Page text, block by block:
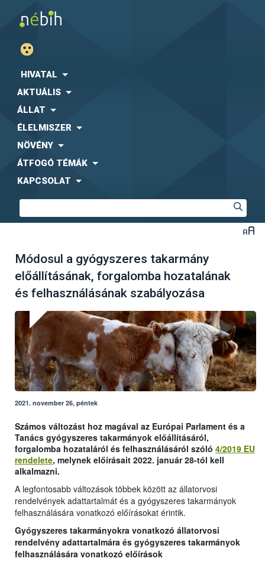
HIVATAL
AKTUÁLIS
ÁLLAT
ÉLELMISZER
NÖVÉNY
ÁTFOGÓ TÉMÁK
KAPCSOLAT
Módosul a gyógyszeres takarmány
előállításának, forgalomba hozatalának
és felhasználásának szabályozása
2021. november 26, péntek
Számos változást hoz magával az Európai Parlament és a
Tanács gyógyszeres takarmányok előállításáról,
forgalomba hozataláról és felhasználásáról szóló 4/2019 EU
rendelete, melynek előírásait 2022. január 28-tól kell
alkalmazni.
A legfontosabb változások többek között az állatorvosi
rendelvények adattartalmát és a gyógyszeres takarmányok
felhasználására vonatkozó előírásokat érintik.
Gyógyszeres takarmányokra vonatkozó állatorvosi
rendelvény adattartalmára és gyógyszeres takarmányok
felhasználására vonatkozó előírások